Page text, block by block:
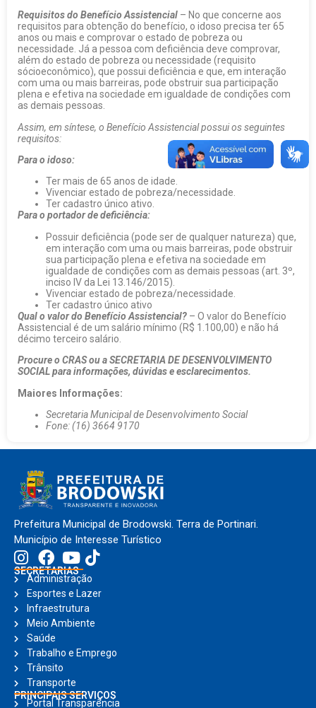
Requisitos do Benefício Assistencial – No que concerne aos
requisitos para obtenção do benefício, o idoso precisa ter 65
anos ou mais e comprovar o estado de pobreza ou
necessidade. Já a pessoa com deficiência deve comprovar,
além do estado de pobreza ou necessidade (requisito
sócioeconômico), que possui deficiência e que, em interação
com uma ou mais barreiras, pode obstruir sua participação
plena e efetiva na sociedade em igualdade de condições com
as demais pessoas.
Assim, em síntese, o Benefício Assistencial possui os seguintes
requisitos:
Para o idoso:
Ter mais de 65 anos de idade.
Vivenciar estado de pobreza/necessidade.
Ter cadastro único ativo.
Para o portador de deficiência:
Possuir deficiência (pode ser de qualquer natureza) que,
em interação com uma ou mais barreiras, pode obstruir
sua participação plena e efetiva na sociedade em
igualdade de condições com as demais pessoas (art. 3º,
inciso IV da Lei 13.146/2015).
Vivenciar estado de pobreza/necessidade.
Ter cadastro único ativo
Qual o valor do Benefício Assistencial? – O valor do Benefício
Assistencial é de um salário mínimo (R$ 1.100,00) e não há
décimo terceiro salário.
Procure o CRAS ou a SECRETARIA DE DESENVOLVIMENTO
SOCIAL para informações, dúvidas e esclarecimentos.
Maiores Informações:
Secretaria Municipal de Desenvolvimento Social
Fone: (16) 3664 9170
Prefeitura Municipal de Brodowski. Terra de Portinari.
Município de Interesse Turístico
SECRETARIAS
Administração
Esportes e Lazer
Infraestrutura
Meio Ambiente
Saúde
Trabalho e Emprego
Trânsito
Transporte
PRINCIPAIS SERVIÇOS
Portal Transparência